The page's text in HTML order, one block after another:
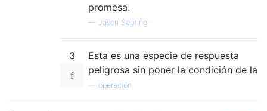
promesa.
— Jason Sebring
3
Esta es una especie de respuesta
peligrosa sin poner la condición de la
operación